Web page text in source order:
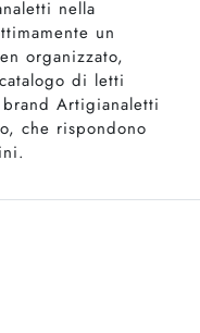
nella
un
organizzato,
di letti
Artigianaletti
che rispondono